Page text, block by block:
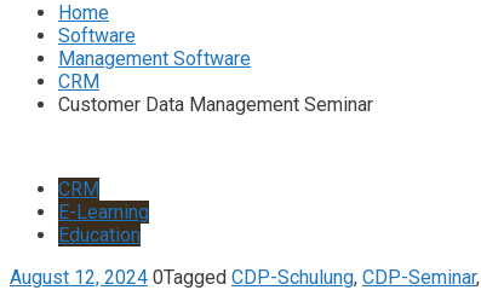
Home
Software
Management Software
CRM
Customer Data Management Seminar
CRM
E-Learning
Education
August 12, 2024 0Tagged CDP-Schulung, CDP-Seminar,